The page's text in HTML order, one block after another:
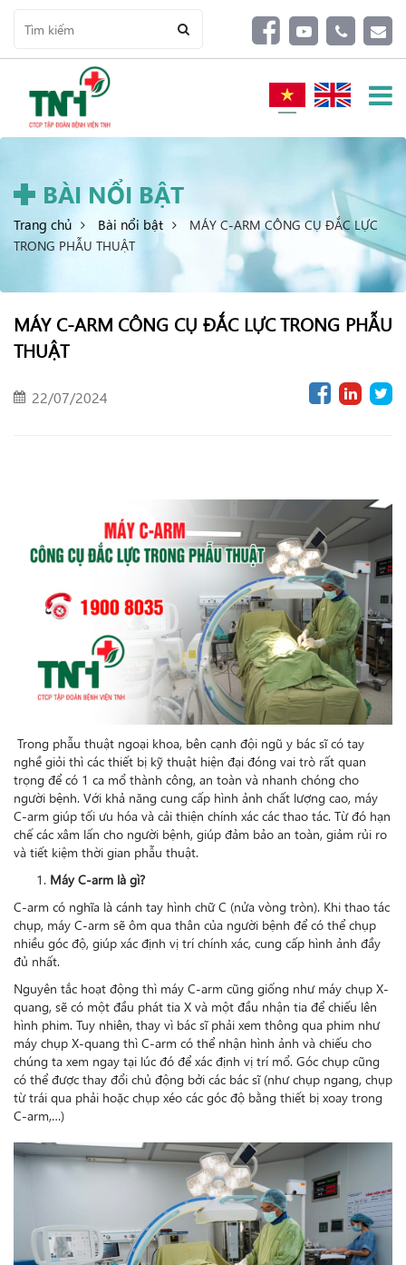
BÀI NỔI BẬT
Trang chủ Bài nổi bật
MÁY C-ARM CÔNG CỤ ĐẮC LỰC
TRONG PHẪU THUẬT
MÁY C-ARM CÔNG CỤ ĐẮC LỰC TRONG PHẪU
THUẬT
22/07/2024
Trong phẫu thuật ngoại khoa, bên cạnh đội ngũ y bác sĩ có tay
nghề giỏi thì các thiết bị kỹ thuật hiện đại đóng vai trò rất quan
trọng để có 1 ca mổ thành công, an toàn và nhanh chóng cho
người bệnh. Với khả năng cung cấp hình ảnh chất lượng cao, máy
C-arm giúp tối ưu hóa và cải thiện chính xác các thao tác. Từ đó hạn
chế các xâm lấn cho người bệnh, giúp đảm bảo an toàn, giảm rủi ro
và tiết kiệm thời gian phẫu thuật.
Máy C-arm là gì?
C-arm có nghĩa là cánh tay hình chữ C (nửa vòng tròn). Khi thao tác
chụp, máy C-arm sẽ ôm qua thân của người bệnh để có thể chụp
nhiều góc độ, giúp xác định vị trí chính xác, cung cấp hình ảnh đầy
đủ nhất.
Nguyên tắc hoạt động thì máy C-arm cũng giống như máy chụp X-
quang, sẽ có một đầu phát tia X và một đầu nhận tia để chiếu lên
hình phim. Tuy nhiên, thay vì bác sĩ phải xem thông qua phim như
máy chụp X-quang thì C-arm có thể nhận hình ảnh và chiếu cho
chúng ta xem ngay tại lúc đó để xác định vị trí mổ. Góc chụp cũng
có thể được thay đổi chủ động bởi các bác sĩ (như chụp ngang, chụp
từ trái qua phải hoặc chụp xéo các góc độ bằng thiết bị xoay trong
C-arm,…)